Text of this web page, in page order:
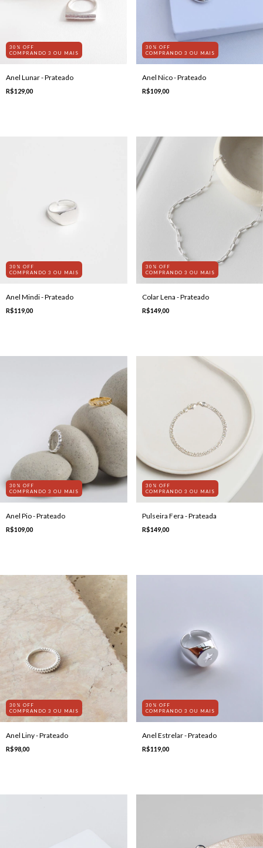
30% OFF
COMPRANDO 3 OU MAIS
Anel Lunar - Prateado
R$129,00
30% OFF
COMPRANDO 3 OU MAIS
Anel Nico - Prateado
R$109,00
30% OFF
COMPRANDO 3 OU MAIS
Anel Mindi - Prateado
R$119,00
30% OFF
COMPRANDO 3 OU MAIS
Colar Lena - Prateado
R$149,00
30% OFF
COMPRANDO 3 OU MAIS
Anel Pio - Prateado
R$109,00
30% OFF
COMPRANDO 3 OU MAIS
Pulseira Fera - Prateada
R$149,00
30% OFF
COMPRANDO 3 OU MAIS
Anel Liny - Prateado
R$98,00
30% OFF
COMPRANDO 3 OU MAIS
Anel Estrelar - Prateado
R$119,00